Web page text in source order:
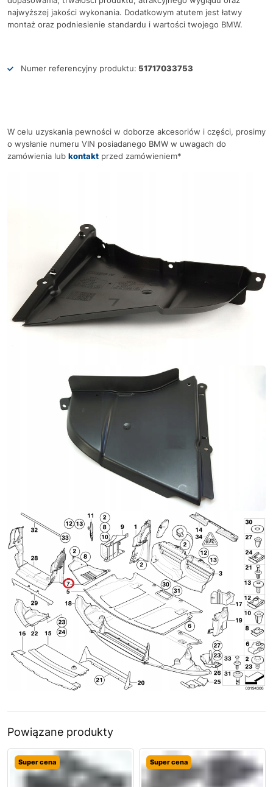
najwyższej jakości wykonania. Dodatkowym atutem jest łatwy
montaż oraz podniesienie standardu i wartości twojego BMW.
Numer referencyjny produktu: 51717033753
W celu uzyskania pewności w doborze akcesoriów i części, prosimy
o wysłanie numeru VIN posiadanego BMW w uwagach do
zamówienia lub kontakt przed zamówieniem*
Powiązane produkty
Super cena Super cena